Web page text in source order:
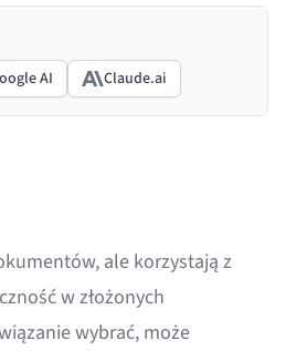
AI Claude.ai
ale korzystają z
w złożonych
wybrać, może